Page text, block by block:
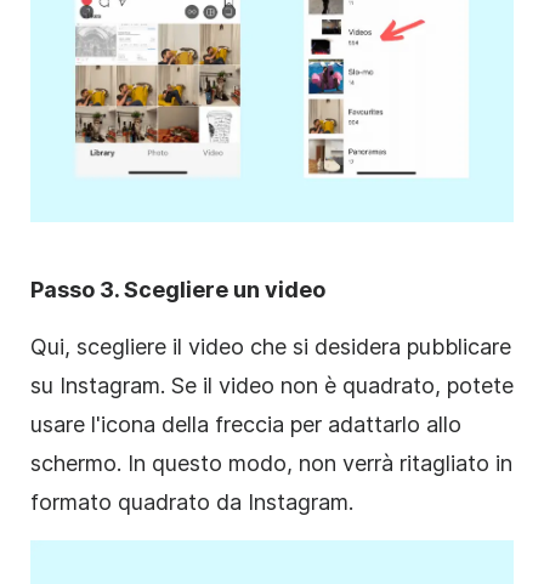
Passo 3. Scegliere un video
Qui, scegliere il video che si desidera pubblicare
su Instagram. Se il video non è quadrato, potete
usare l'icona della freccia per adattarlo allo
schermo. In questo modo, non verrà ritagliato in
formato quadrato da Instagram.